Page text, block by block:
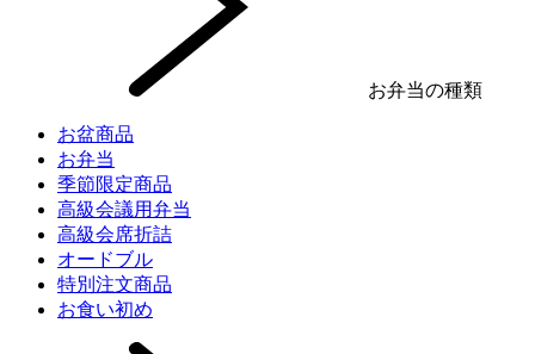
お弁当の種類
お盆商品
お弁当
季節限定商品
高級会議用弁当
高級会席折詰
オードブル
特別注文商品
お食い初め